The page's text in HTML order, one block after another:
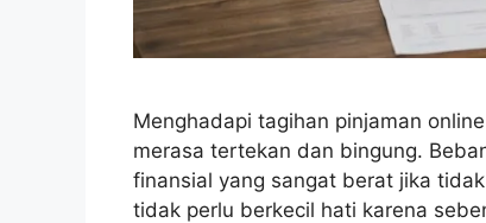
Menghadapi tagihan pinjaman
merasa tertekan dan bingung.
finansial yang sangat berat jika
tidak perlu berkecil hati karena